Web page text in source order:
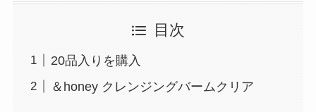
目次
20品入りを購入
＆honey クレンジングバームクリア